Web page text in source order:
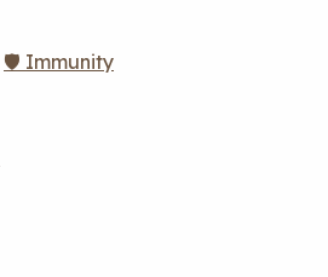
🛡️ Immunity